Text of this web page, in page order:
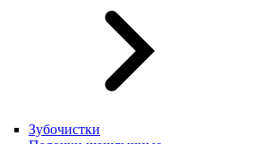
Зубочистки